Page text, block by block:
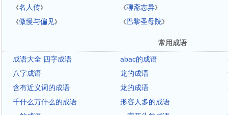
《名人传》 《聊斋志异》
《傲慢与偏见》 《巴黎圣母院》
常用成语
成语大全 四字成语
abac的成语
八字成语
龙的成语
含有近义词的成语
龙的成语
千什么万什么的成语
形容人多的成语